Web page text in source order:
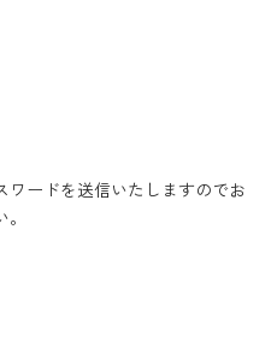
ードを送信いたしますのでお